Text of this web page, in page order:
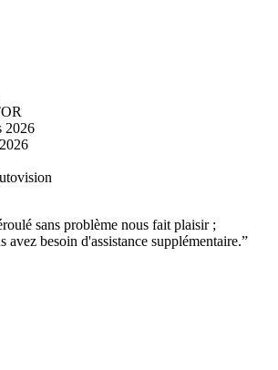
2026
sans problème nous fait plaisir ;
avez besoin d'assistance supplémentaire.”